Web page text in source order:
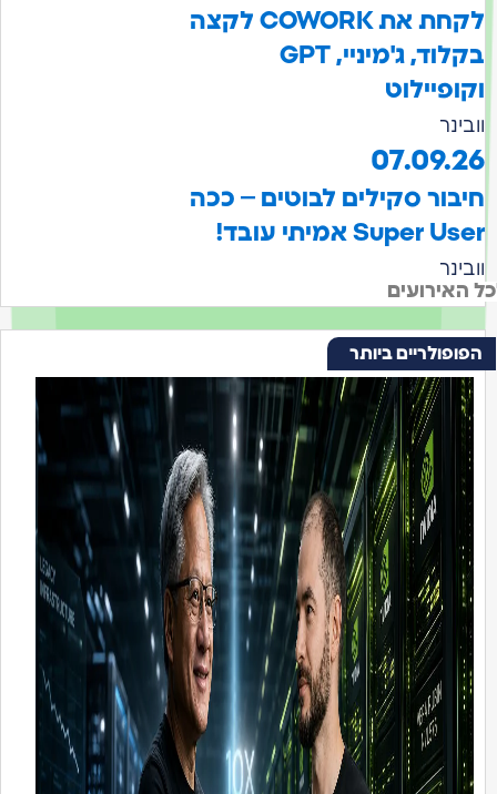
לקחת את COWORK לקצה
בקלוד, ג'מיניי, GPT
וקופיילוט
וובינר
07.09.26
חיבור סקילים לבוטים – ככה
Super User אמיתי עובד!
וובינר
האירועים
הפופולריים ביותר